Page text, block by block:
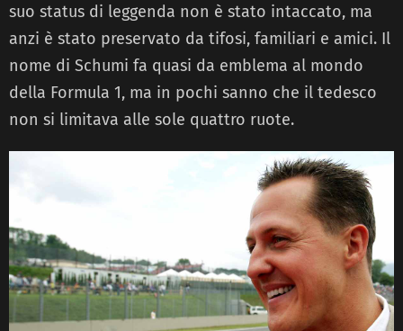
suo status di leggenda non è stato intaccato, ma
anzi è stato preservato da tifosi, familiari e amici. Il
nome di Schumi fa quasi da emblema al mondo
della Formula 1, ma in pochi sanno che il tedesco
non si limitava alle sole quattro ruote.